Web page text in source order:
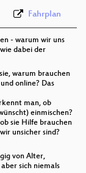
Fahrplan
- warum wir uns
dabei der
warum brauchen
online? Das
man, ob
einmischen?
sie Hilfe brauchen
unsicher sind?
von Alter,
sich niemals